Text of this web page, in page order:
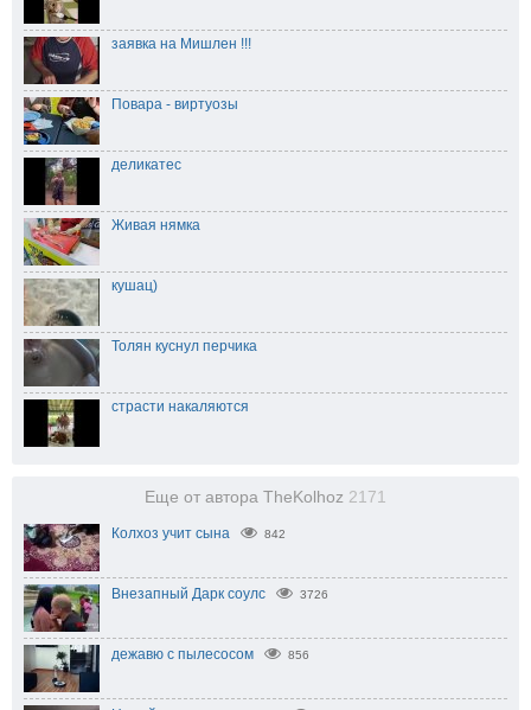
заявка на Мишлен !!!
Повара - виртуозы
деликатес
Живая нямка
кушац)
Толян куснул перчика
страсти накаляются
Еще от автора TheKolhoz 2171
Колхоз учит сына 842
Внезапный Дарк соулс 3726
дежавю с пылесосом 856